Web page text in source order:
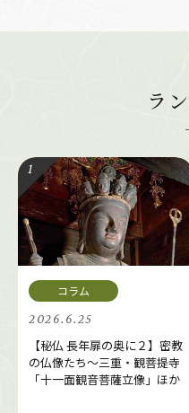
ラ
2026.6.25
【秘仏 長年扉の奥に２】密教
の仏像たち～三重・観菩提寺
「十一面観音菩薩立像」ほか